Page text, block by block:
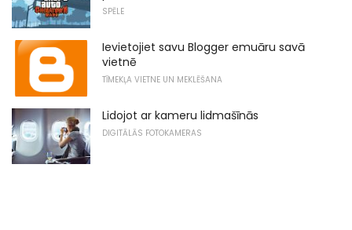
SPĒLE
Ievietojiet savu Blogger emuāru savā
vietnē
TĪMEKĻA VIETNE UN MEKLĒŠANA
Lidojot ar kameru lidmašīnās
DIGITĀLĀS FOTOKAMERAS